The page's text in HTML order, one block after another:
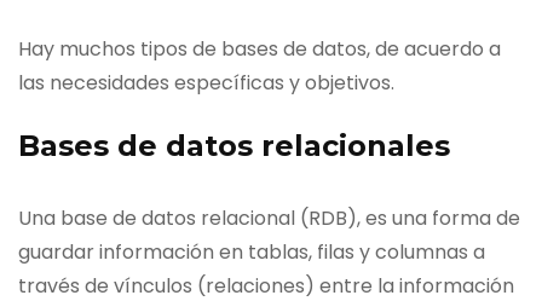
Hay muchos tipos de bases de datos, de acuerdo a
las necesidades específicas y objetivos.
Bases de datos relacionales
Una base de datos relacional (RDB), es una forma de
guardar información en tablas, filas y columnas a
través de vínculos (relaciones) entre la información